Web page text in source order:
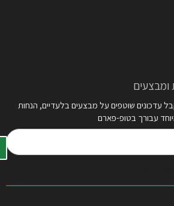
עדכונים שוטפים על מבצעים בלעדיים, הנחות
עבורך בטופ-פארם